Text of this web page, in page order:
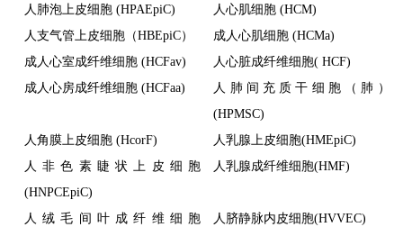
人肺泡上皮细胞 (HPAEpiC)
人心肌细胞 (HCM)
人支气管上皮细胞（HBEpiC）
成人心肌细胞 (HCMa)
成人心室成纤维细胞 (HCFav)
人心脏成纤维细胞( HCF)
成人心房成纤维细胞 (HCFaa)
人肺间充质干细胞（肺）
(HPMSC)
人角膜上皮细胞 (HcorF)
人乳腺上皮细胞(HMEpiC)
人非色素睫状上皮细胞
(HNPCEpiC)
人乳腺成纤维细胞(HMF)
人绒毛间叶成纤维细胞
人脐静脉内皮细胞(HVVEC)